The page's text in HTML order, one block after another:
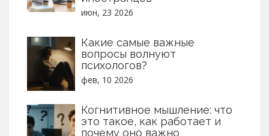
июн, 23 2026
Какие самые важные
вопросы волнуют
психологов?
фев, 10 2026
Когнитивное мышление: что
это такое, как работает и
почему оно важно